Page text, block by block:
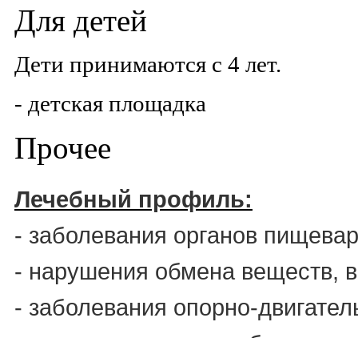
Для детей
Дети принимаются с 4 лет.
- детская площадка
Прочее
Лечебный профиль:
- заболевания органов
- нарушения обмена веществ,
- заболевания опорно-